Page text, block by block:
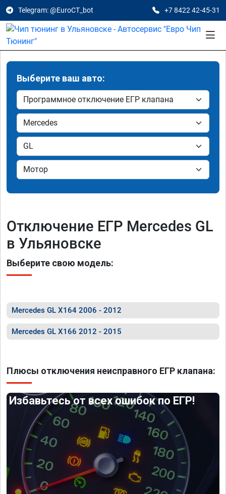
Telegram: @EuroCT_bot +7 8422 42-45-31
Выберите ваш авто:
Отключение ЕГР Mercedes GL
в Ульяновске
Выберите свою модель:
Mercedes GL X164 2006 - 2012
Mercedes GL X166 2012 - 2015
Плюсы отключения неисправного ЕГР клапана:
Избавьтесь от всех ошибок по ЕГР!